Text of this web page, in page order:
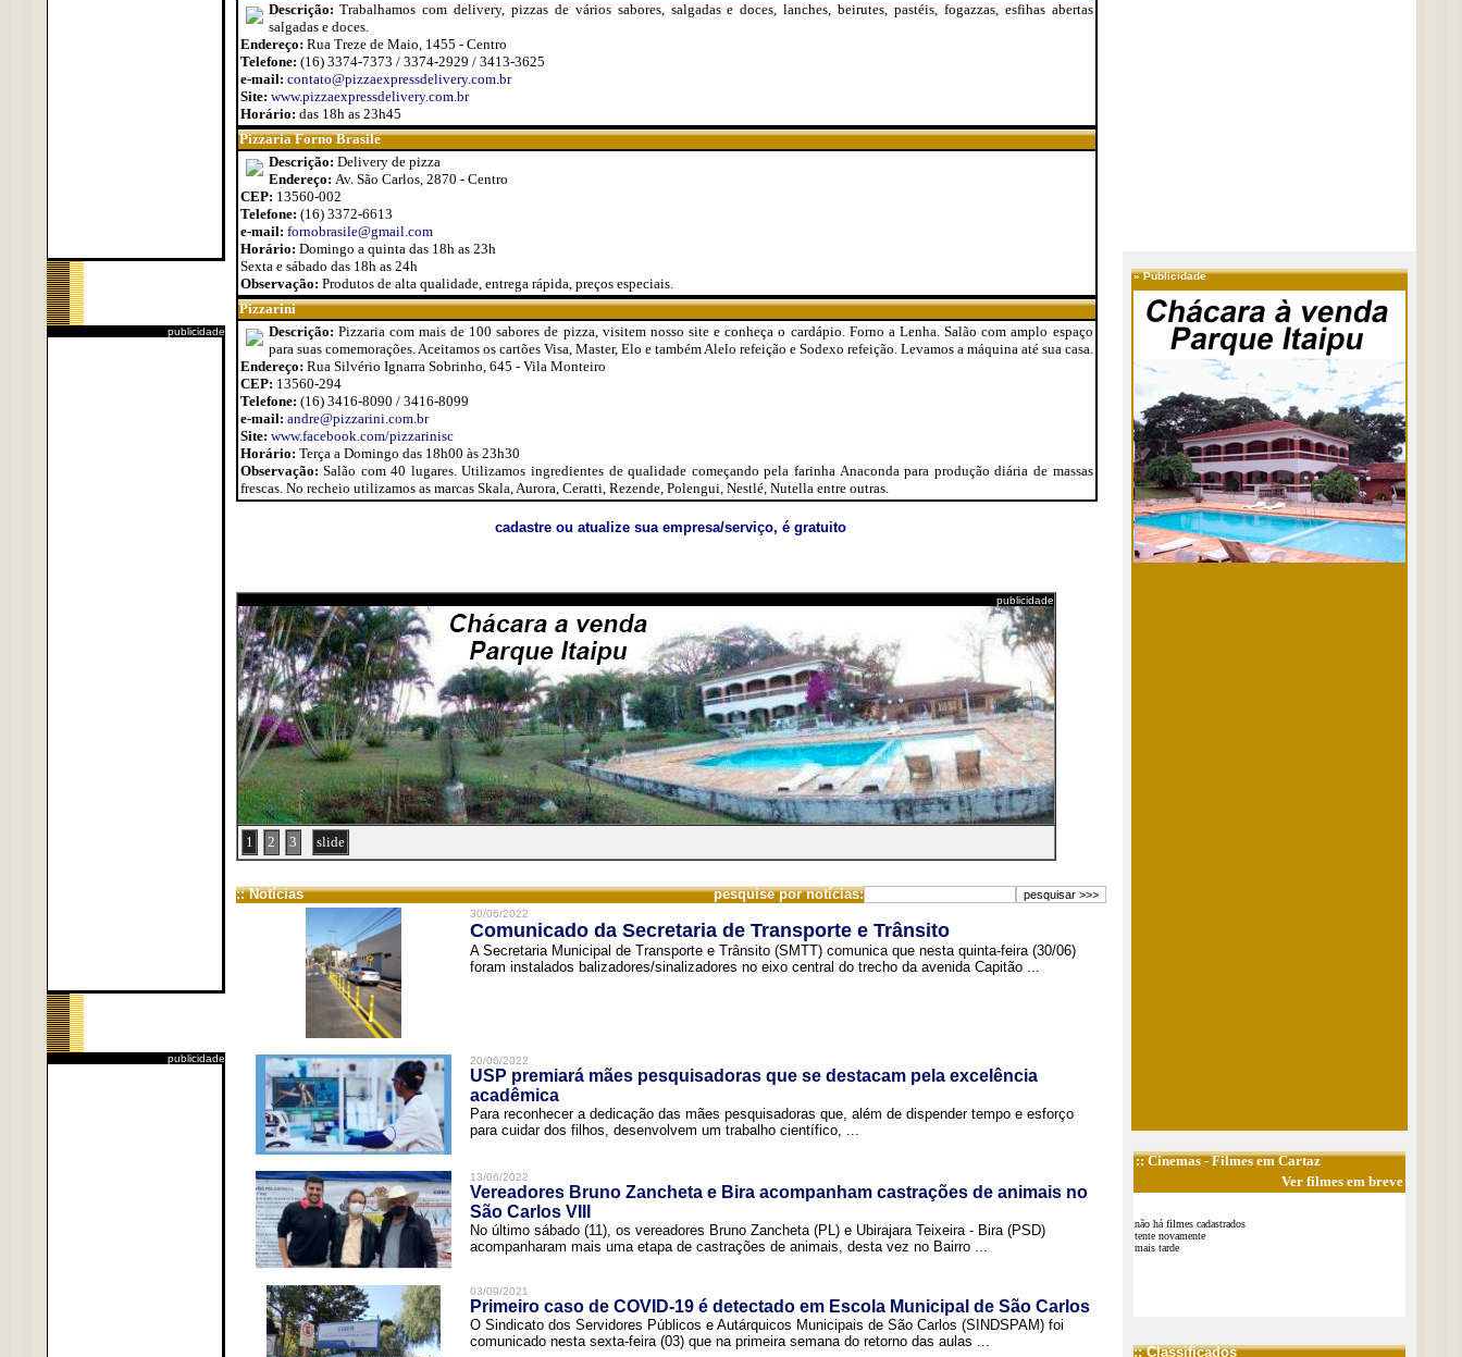
publicidade
publicidade
Descrição:Trabalhamos com delivery, pizzas de vários sabores, salgadas e doces, lanches, beirutes, pastéis, fogazzas, esfihas abertas
salgadas e doces.
Endereço: Rua Treze de Maio, 1455 - Centro
Telefone: (16) 3374-7373 / 3374-2929 / 3413-3625
e-mail: contato@pizzaexpressdelivery.com.br
Site: www.pizzaexpressdelivery.com.br
Horário: das 18h as 23h45
Pizzaria Forno Brasile
Descrição: Delivery de pizza
Endereço: Av. São Carlos, 2870 - Centro
CEP: 13560-002
Telefone: (16) 3372-6613
e-mail: fornobrasile@gmail.com
Horário: Domingo a quinta das 18h as 23h
Sexta e sábado das 18h as 24h
Observação: Produtos de alta qualidade, entrega rápida, preços especiais.
Pizzarini
Descrição: Pizzaria com mais de 100 sabores de pizza, visitem nosso site e conheça o cardápio. Forno a Lenha. Salão com amplo espaço
para suas comemorações. Aceitamos os cartões Visa, Master, Elo e também Alelo refeição e Sodexo refeição. Levamos a máquina até sua casa.
Endereço: Rua Silvério Ignarra Sobrinho, 645 - Vila Monteiro
CEP: 13560-294
Telefone: (16) 3416-8090 / 3416-8099
e-mail: andre@pizzarini.com.br
Site: www.facebook.com/pizzarinisc
Horário: Terça a Domingo das 18h00 às 23h30
Observação:Salão com 40 lugares. Utilizamos ingredientes de qualidade começando pela farinha Anaconda para produção diária de massas
frescas. No recheio utilizamos as marcas Skala, Aurora, Ceratti, Rezende, Polengui, Nestlé, Nutella entre outras.
cadastre ou atualize sua empresa/serviço, é gratuito
publicidade
1 2 3 slide
:: Notícias pesquise por notícias:
30/06/2022
Comunicado da Secretaria de Transporte e Trânsito
A Secretaria Municipal de Transporte e Trânsito (SMTT) comunica que nesta quinta-feira (30/06)
foram instalados balizadores/sinalizadores no eixo central do trecho da avenida Capitão ...
20/06/2022
USP premiará mães pesquisadoras que se destacam pela excelência
acadêmica
Para reconhecer a dedicação das mães pesquisadoras que, além de dispender tempo e esforço
para cuidar dos filhos, desenvolvem um trabalho científico, ...
13/06/2022
Vereadores Bruno Zancheta e Bira acompanham castrações de animais no
São Carlos VIII
No último sábado (11), os vereadores Bruno Zancheta (PL) e Ubirajara Teixeira - Bira (PSD)
acompanharam mais uma etapa de castrações de animais, desta vez no Bairro ...
03/09/2021
Primeiro caso de COVID-19 é detectado em Escola Municipal de São Carlos
O Sindicato dos Servidores Públicos e Autárquicos Municipais de São Carlos (SINDSPAM) foi
comunicado nesta sexta-feira (03) que na primeira semana do retorno das aulas ...
»Publicidade
::Cinemas- Filmes em Cartaz
Ver filmes em breve
não há filmes cadastrados
tente novamente
mais tarde
:: Classificados